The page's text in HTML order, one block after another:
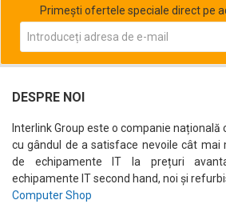
Primești ofertele speciale direct pe
DESPRE NOI
Interlink Group este o companie națională
cu gândul de a satisface nevoile cât mai
de echipamente IT la prețuri
echipamente IT second hand, noi și
Computer Shop